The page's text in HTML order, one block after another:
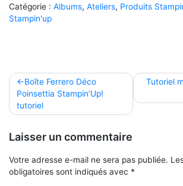
Catégorie : Albums, Ateliers, Produits
Stampin'up
Navigation
de
l’article
Boîte Ferrero Déco
Poinsettia Stampin’Up!
tutoriel
Tutoriel
Laisser un commentaire
Votre adresse e-mail ne sera pas publiée.
obligatoires sont indiqués avec *